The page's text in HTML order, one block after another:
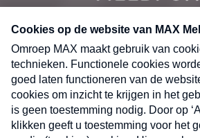
CONTACT
Volg ons op